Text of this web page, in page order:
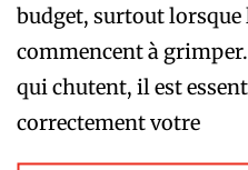
budget, surtout lorsque
commencent à
qui chutent, il est
correctement votre